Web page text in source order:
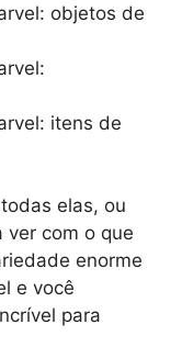
objetos de
itens de
elas, ou
ver com o que
enorme
e você
para